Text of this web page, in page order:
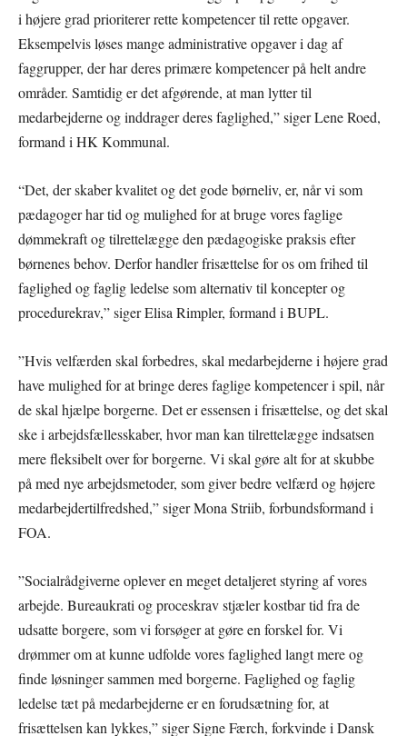
i højere grad prioriterer rette kompetencer til rette opgaver.
Eksempelvis løses mange administrative opgaver i dag af
faggrupper, der har deres primære kompetencer på helt andre
områder. Samtidig er det afgørende, at man lytter til
medarbejderne og inddrager deres faglighed,” siger Lene Roed,
formand i HK Kommunal.
“Det, der skaber kvalitet og det gode børneliv, er, når vi som
pædagoger har tid og mulighed for at bruge vores faglige
dømmekraft og tilrettelægge den pædagogiske praksis efter
børnenes behov. Derfor handler frisættelse for os om frihed til
faglighed og faglig ledelse som alternativ til koncepter og
procedurekrav,” siger Elisa Rimpler, formand i BUPL.
”Hvis velfærden skal forbedres, skal medarbejderne i højere grad
have mulighed for at bringe deres faglige kompetencer i spil, når
de skal hjælpe borgerne. Det er essensen i frisættelse, og det skal
ske i arbejdsfællesskaber, hvor man kan tilrettelægge indsatsen
mere fleksibelt over for borgerne. Vi skal gøre alt for at skubbe
på med nye arbejdsmetoder, som giver bedre velfærd og højere
medarbejdertilfredshed,” siger Mona Striib, forbundsformand i
FOA.
”Socialrådgiverne oplever en meget detaljeret styring af vores
arbejde. Bureaukrati og proceskrav stjæler kostbar tid fra de
udsatte borgere, som vi forsøger at gøre en forskel for. Vi
drømmer om at kunne udfolde vores faglighed langt mere og
finde løsninger sammen med borgerne. Faglighed og faglig
ledelse tæt på medarbejderne er en forudsætning for, at
frisættelsen kan lykkes,” siger Signe Færch, forkvinde i Dansk